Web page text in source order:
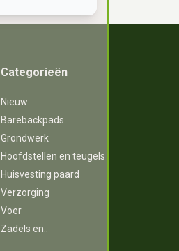
Categorieën
Nieuw
Barebackpads
Grondwerk
Hoofdstellen en teugels
Huisvesting paard
Verzorging
Voer
Zadels en..